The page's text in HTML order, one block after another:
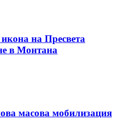
на Пресвета
в Монтана
масова мобилизация